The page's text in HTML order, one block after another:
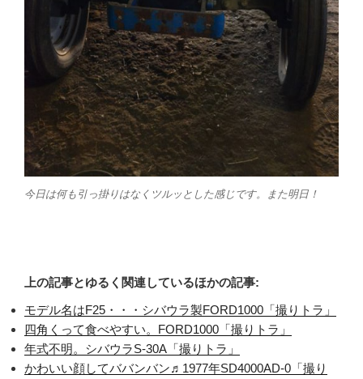
今日は何も引っ掛りはなくツルッとした感じです。また明日！
上の記事とゆるく関連しているほかの記事:
モデル名はF25・・・シバウラ製FORD1000「撮りトラ」
四角くって食べやすい。FORD1000「撮りトラ」
年式不明。シバウラS-30A「撮りトラ」
かわいい顔してババンバン♬1977年SD4000AD-0「撮り